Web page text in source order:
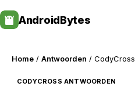
to
content
AndroidBytes
Home / Antwoorden / CodyCross
CODYCROSS ANTWOORDEN